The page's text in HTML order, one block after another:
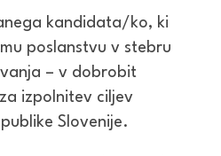
kandidata/ko, ki
poslanstvu v stebru
– v dobrobit
izpolnitev ciljev
Slovenije.